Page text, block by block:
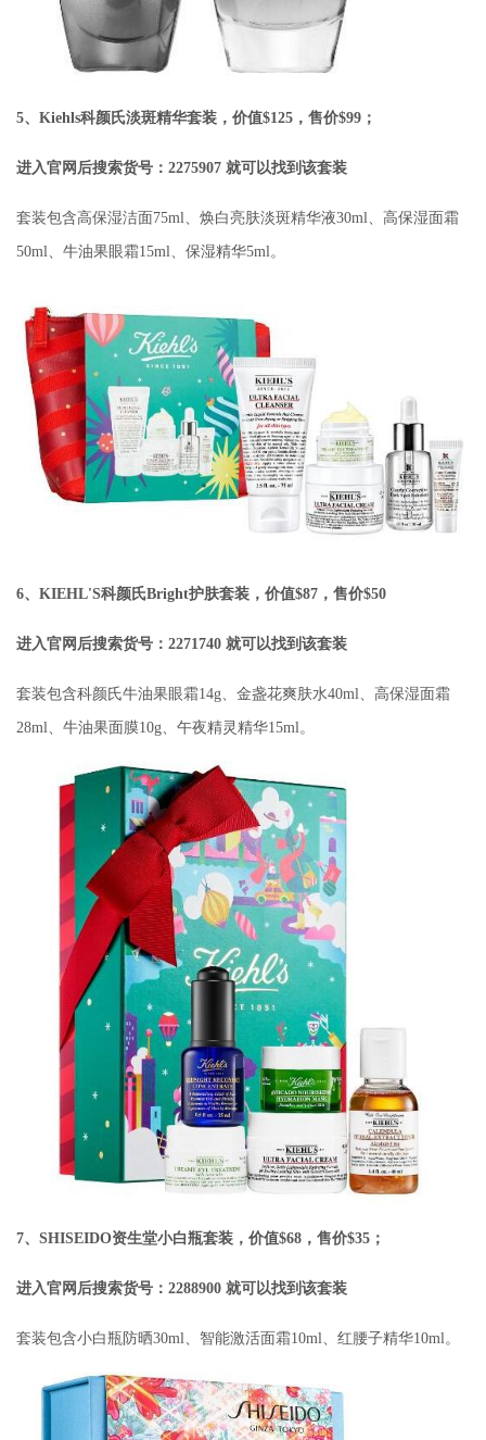
5、Kiehls科颜氏淡斑精华套装，价值$125，售价$99；
进入官网后搜索货号：2275907 就可以找到该套装
套装包含高保湿洁面75ml、焕白亮肤淡斑精华液30ml、高保湿面霜
50ml、牛油果眼霜15ml、保湿精华5ml。
6、KIEHL'S科颜氏Bright护肤套装，价值$87，售价$50
进入官网后搜索货号：2271740 就可以找到该套装
套装包含科颜氏牛油果眼霜14g、金盏花爽肤水40ml、高保湿面霜
28ml、牛油果面膜10g、午夜精灵精华15ml。
7、SHISEIDO资生堂小白瓶套装，价值$68，售价$35；
进入官网后搜索货号：2288900 就可以找到该套装
套装包含小白瓶防晒30ml、智能激活面霜10ml、红腰子精华10ml。